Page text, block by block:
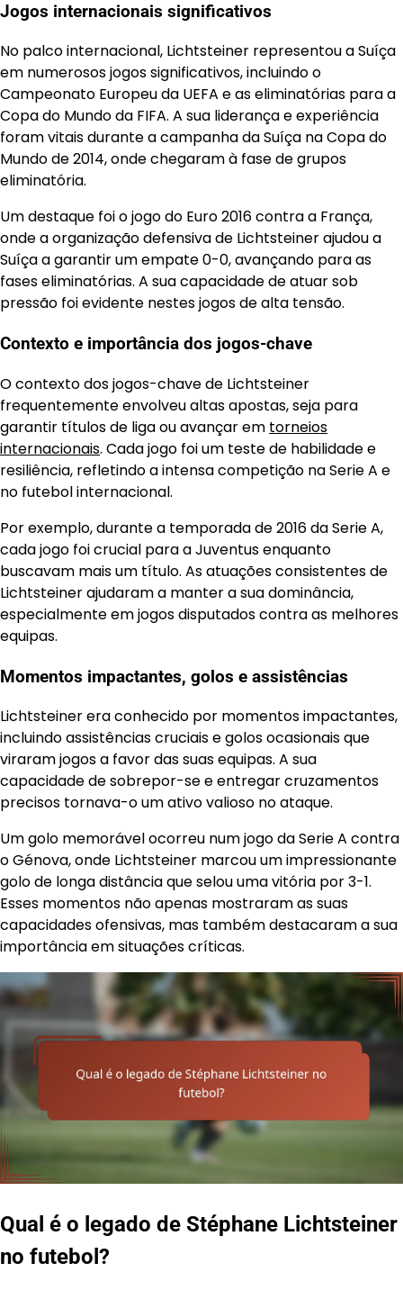
Jogos internacionais significativos
No palco internacional, Lichtsteiner representou a Suíça
em numerosos jogos significativos, incluindo o
Campeonato Europeu da UEFA e as eliminatórias para a
Copa do Mundo da FIFA. A sua liderança e experiência
foram vitais durante a campanha da Suíça na Copa do
Mundo de 2014, onde chegaram à fase de grupos
eliminatória.
Um destaque foi o jogo do Euro 2016 contra a França,
onde a organização defensiva de Lichtsteiner ajudou a
Suíça a garantir um empate 0-0, avançando para as
fases eliminatórias. A sua capacidade de atuar sob
pressão foi evidente nestes jogos de alta tensão.
Contexto e importância dos jogos-chave
O contexto dos jogos-chave de Lichtsteiner
frequentemente envolveu altas apostas, seja para
garantir títulos de liga ou avançar em torneios
internacionais. Cada jogo foi um teste de habilidade e
resiliência, refletindo a intensa competição na Serie A e
no futebol internacional.
Por exemplo, durante a temporada de 2016 da Serie A,
cada jogo foi crucial para a Juventus enquanto
buscavam mais um título. As atuações consistentes de
Lichtsteiner ajudaram a manter a sua dominância,
especialmente em jogos disputados contra as melhores
equipas.
Momentos impactantes, golos e assistências
Lichtsteiner era conhecido por momentos impactantes,
incluindo assistências cruciais e golos ocasionais que
viraram jogos a favor das suas equipas. A sua
capacidade de sobrepor-se e entregar cruzamentos
precisos tornava-o um ativo valioso no ataque.
Um golo memorável ocorreu num jogo da Serie A contra
o Génova, onde Lichtsteiner marcou um impressionante
golo de longa distância que selou uma vitória por 3-1.
Esses momentos não apenas mostraram as suas
capacidades ofensivas, mas também destacaram a sua
importância em situações críticas.
Qual é o legado de Stéphane Lichtsteiner
no futebol?